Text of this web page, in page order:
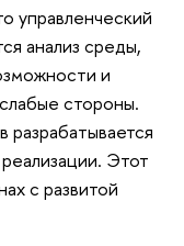
управленческий
анализ среды,
и
стороны.
разрабатывается
Этот
с развитой